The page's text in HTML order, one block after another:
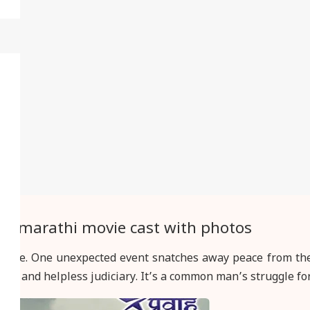
marathi movie cast with photos
One unexpected event snatches away peace from
and helpless judiciary. It’s a common man’s struggle